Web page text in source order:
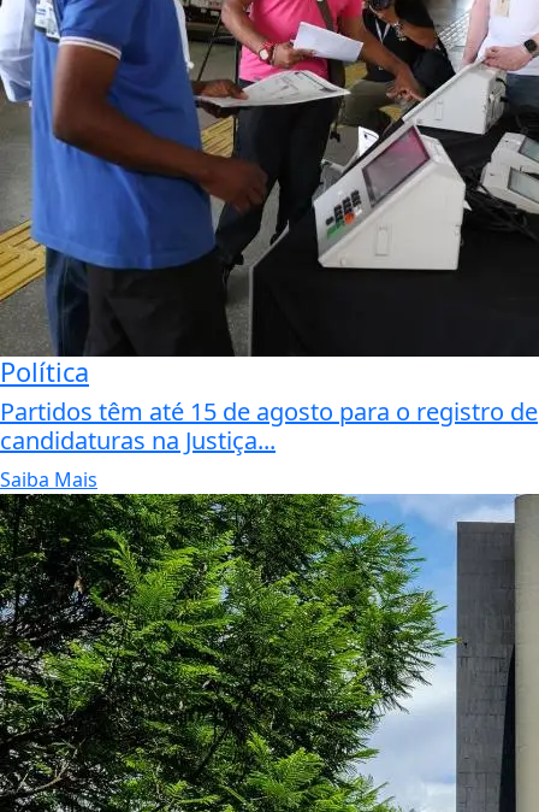
Política
Partidos têm até 15 de agosto para o registro de
candidaturas na Justiça...
Saiba Mais